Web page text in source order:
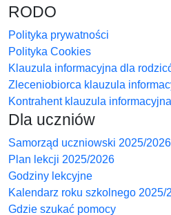
RODO
Polityka prywatności
Polityka Cookies
Klauzula informacyjna dla
Zleceniobiorca klauzula
Kontrahent klauzula informacyjna
Dla uczniów
Samorząd uczniowski 2025/2026
Plan lekcji 2025/2026
Godziny lekcyjne
Kalendarz roku szkolnego 2025/
Gdzie szukać pomocy